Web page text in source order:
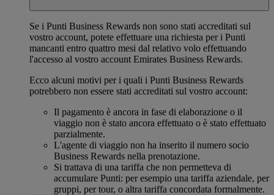
Se i Punti Business Rewards non sono stati accreditati sul
vostro account, potete effettuare una richiesta per i Punti
mancanti entro quattro mesi dal relativo volo effettuando
l'accesso al vostro account Emirates Business Rewards.
Ecco alcuni motivi per i quali i Punti Business Rewards
potrebbero non essere stati accreditati sul vostro account:
Il pagamento è ancora in fase di elaborazione o il
viaggio non è stato ancora effettuato o è stato effettuato
parzialmente.
L'agente di viaggio non ha inserito il numero socio
Business Rewards nella prenotazione.
Si trattava di una tariffa che non permetteva di
accumulare Punti: per esempio una tariffa aziendale, per
gruppi, per tour, o altra tariffa concordata formalmente.